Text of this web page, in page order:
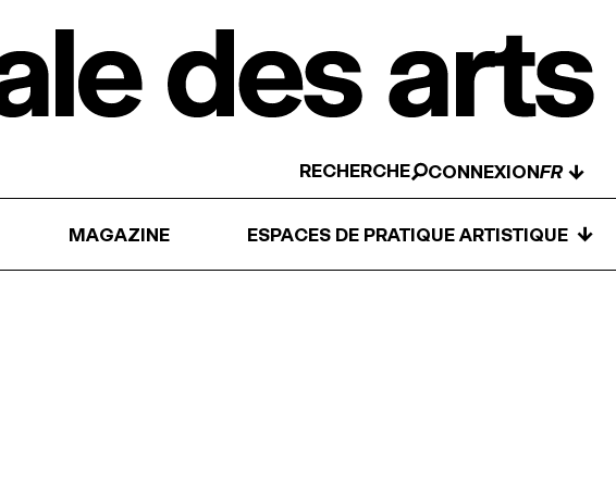
RECHERCHE CONNEXION ↓
MAGAZINE ESPACES DE PRATIQUE ARTISTIQUE ↓